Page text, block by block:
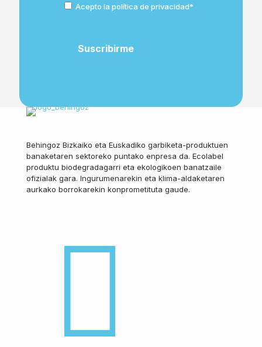
Acepto la política de privacidad*
Behingoz Bizkaiko eta Euskadiko garbiketa-produktuen
banaketaren sektoreko puntako enpresa da. Ecolabel
produktu biodegradagarri eta ekologikoen banatzaile
ofizialak gara. Ingurumenarekin eta klima-aldaketaren
aurkako borrokarekin konprometituta gaude.